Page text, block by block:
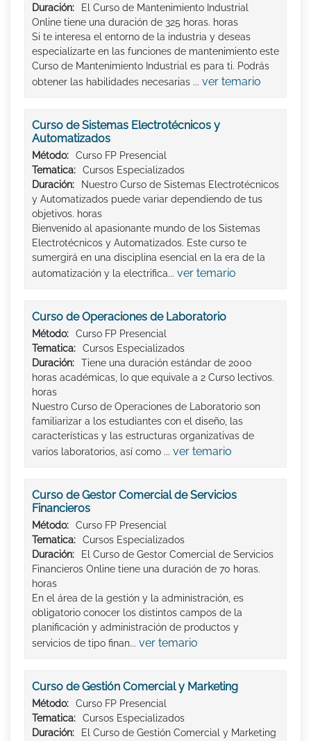
Duración:
El Curso de Mantenimiento Industrial
Online tiene una duración de 325 horas. horas
Si te interesa el entorno de la industria y deseas
especializarte en las funciones de mantenimiento este
Curso de Mantenimiento Industrial es para ti. Podrás
obtener las habilidades necesarias ... ver temario
Curso de Sistemas Electrotécnicos y
Automatizados
Método:
Curso FP Presencial
Tematica:
Cursos Especializados
Duración:
Nuestro Curso de Sistemas Electrotécnicos
y Automatizados puede variar dependiendo de tus
objetivos. horas
Bienvenido al apasionante mundo de los Sistemas
Electrotécnicos y Automatizados. Este curso te
sumergirá en una disciplina esencial en la era de la
automatización y la electrifica... ver temario
Curso de Operaciones de Laboratorio
Método:
Curso FP Presencial
Tematica:
Cursos Especializados
Duración:
Tiene una duración estándar de 2000
horas académicas, lo que equivale a 2 Curso lectivos.
horas
Nuestro Curso de Operaciones de Laboratorio son
familiarizar a los estudiantes con el diseño, las
características y las estructuras organizativas de
varios laboratorios, así como ... ver temario
Curso de Gestor Comercial de Servicios
Financieros
Método:
Curso FP Presencial
Tematica:
Cursos Especializados
Duración:
El Curso de Gestor Comercial de Servicios
Financieros Online tiene una duración de 70 horas.
horas
En el área de la gestión y la administración, es
obligatorio conocer los distintos campos de la
planificación y administración de productos y
servicios de tipo finan... ver temario
Curso de Gestión Comercial y Marketing
Método:
Curso FP Presencial
Tematica:
Cursos Especializados
Duración:
El Curso de Gestión Comercial y Marketing